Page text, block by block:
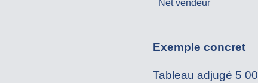
Net vendeur
Exemple concret
Tableau adjugé 5